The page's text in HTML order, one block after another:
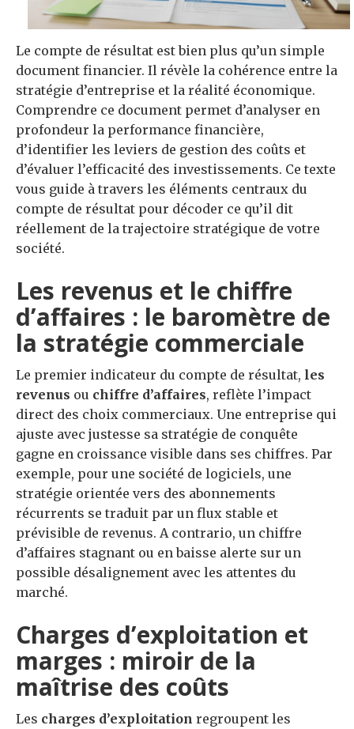
Le compte de résultat est bien plus qu’un simple
document financier. Il révèle la cohérence entre la
stratégie d’entreprise et la réalité économique.
Comprendre ce document permet d’analyser en
profondeur la performance financière,
d’identifier les leviers de gestion des coûts et
d’évaluer l’efficacité des investissements. Ce texte
vous guide à travers les éléments centraux du
compte de résultat pour décoder ce qu’il dit
réellement de la trajectoire stratégique de votre
société.
Les revenus et le chiffre
d’affaires : le baromètre de
la stratégie commerciale
Le premier indicateur du compte de résultat, les
revenus ou chiffre d’affaires, reflète l’impact
direct des choix commerciaux. Une entreprise qui
ajuste avec justesse sa stratégie de conquête
gagne en croissance visible dans ses chiffres. Par
exemple, pour une société de logiciels, une
stratégie orientée vers des abonnements
récurrents se traduit par un flux stable et
prévisible de revenus. A contrario, un chiffre
d’affaires stagnant ou en baisse alerte sur un
possible désalignement avec les attentes du
marché.
Charges d’exploitation et
marges : miroir de la
maîtrise des coûts
Les charges d’exploitation regroupent les